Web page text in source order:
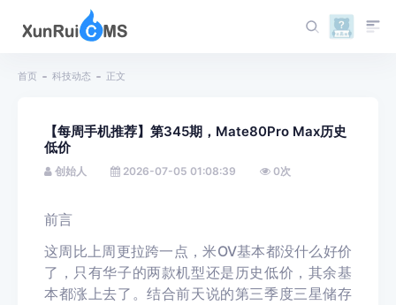
首页 科技动态 正文
【每周手机推荐】第345期，Mate80Pro Max历史
低价
创始人 2026-07-05 01:08:39 0次
前言
这周比上周更拉跨一点，米OV基本都没什么好价
了，只有华子的两款机型还是历史低价，其余基
本都涨上去了。结合前天说的第三季度三星储存